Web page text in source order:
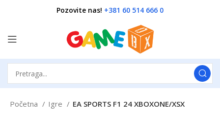
Pozovite nas! +381 60 514 666 0
Početna Igre EA SPORTS F1 24 XBOXONE/XSX